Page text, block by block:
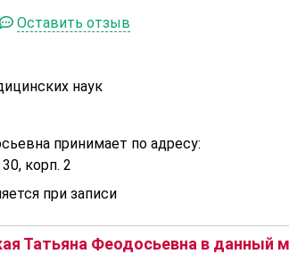
Оставить отзыв
наук
принимает по адресу:
корп. 2
при записи
Татьяна Феодосьевна в данный